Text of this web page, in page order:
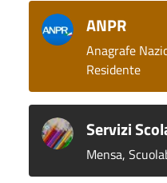
ANPR
Anagrafe
Residente
Servizi
Mensa,